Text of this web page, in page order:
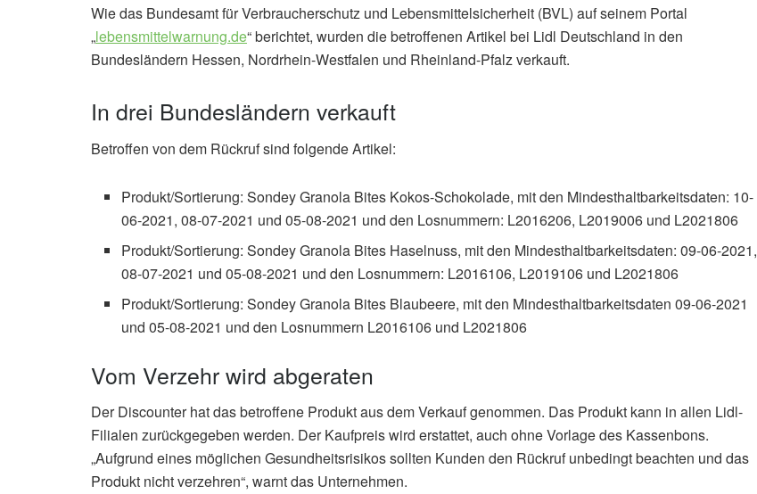
Wie das Bundesamt für Verbraucherschutz und Lebensmittelsicherheit (BVL) auf seinem Portal
„lebensmittelwarnung.de“ berichtet, wurden die betroffenen Artikel bei Lidl Deutschland in den
Bundesländern Hessen, Nordrhein-Westfalen und Rheinland-Pfalz verkauft.
In drei Bundesländern verkauft
Betroffen von dem Rückruf sind folgende Artikel:
Produkt/Sortierung: Sondey Granola Bites Kokos-Schokolade, mit den Mindesthaltbarkeitsdaten: 10-
06-2021, 08-07-2021 und 05-08-2021 und den Losnummern: L2016206, L2019006 und L2021806
Produkt/Sortierung: Sondey Granola Bites Haselnuss, mit den Mindesthaltbarkeitsdaten: 09-06-2021,
08-07-2021 und 05-08-2021 und den Losnummern: L2016106, L2019106 und L2021806
Produkt/Sortierung: Sondey Granola Bites Blaubeere, mit den Mindesthaltbarkeitsdaten 09-06-2021
und 05-08-2021 und den Losnummern L2016106 und L2021806
Vom Verzehr wird abgeraten
Der Discounter hat das betroffene Produkt aus dem Verkauf genommen. Das Produkt kann in allen Lidl-
Filialen zurückgegeben werden. Der Kaufpreis wird erstattet, auch ohne Vorlage des Kassenbons.
„Aufgrund eines möglichen Gesundheitsrisikos sollten Kunden den Rückruf unbedingt beachten und das
Produkt nicht verzehren“, warnt das Unternehmen.